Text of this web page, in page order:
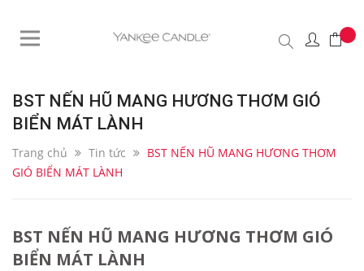
BST NẾN HŨ MANG HƯƠNG THƠM GIÓ
BIỂN MÁT LÀNH
Trang chủ Tin tức
BST NẾN HŨ MANG HƯƠNG THƠM
GIÓ BIỂN MÁT LÀNH
BST NẾN HŨ MANG HƯƠNG THƠM GIÓ
BIỂN MÁT LÀNH